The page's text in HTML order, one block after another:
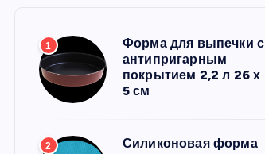
1
Форма для выпечки с
антипригарным
покрытием 2,2 л 26 х
5 см
2
Силиконовая форма